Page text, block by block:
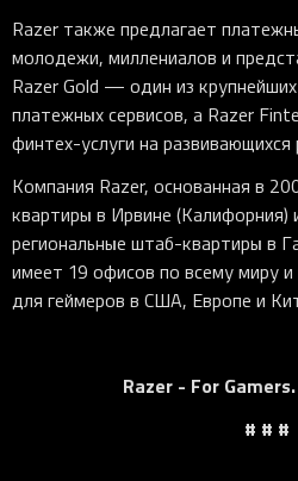
Razer также предлагает
молодежи, миллениалов и
Razer Gold — один из
платежных сервисов, а Razer
финтех-услуги на развивающихся
Компания Razer, основанная в
квартиры в Ирвине (Калифорния)
региональные штаб-квартиры в
имеет 19 офисов по всему миру
для геймеров в США, Европе и
Razer - For
# # #